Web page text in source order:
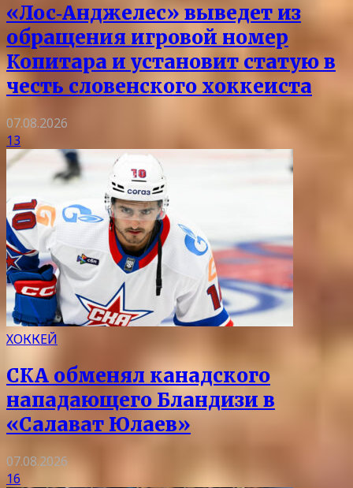
«Лос‑Анджелес» выведет из
обращения игровой номер
Копитара и установит статую в
честь словенского хоккеиста
07.08.2026
13
ХОККЕЙ
СКА обменял канадского
нападающего Бландизи в
«Салават Юлаев»
07.08.2026
16